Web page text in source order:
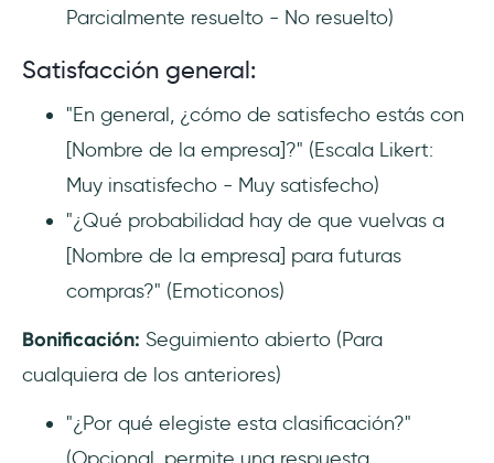
Parcialmente resuelto - No resuelto)
Satisfacción general:
"En general, ¿cómo de satisfecho estás con
[Nombre de la empresa]?" (Escala Likert:
Muy insatisfecho - Muy satisfecho)
"¿Qué probabilidad hay de que vuelvas a
[Nombre de la empresa] para futuras
compras?" (Emoticonos)
Bonificación: Seguimiento abierto (Para
cualquiera de los anteriores)
"¿Por qué elegiste esta clasificación?"